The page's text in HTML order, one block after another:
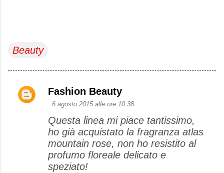
Beauty
C
Fashion Beauty
6 agosto 2015 alle ore 10:38
Questa linea mi piace tantissimo,
ho già acquistato la fragranza atlas
mountain rose, non ho resistito al
profumo floreale delicato e
speziato!